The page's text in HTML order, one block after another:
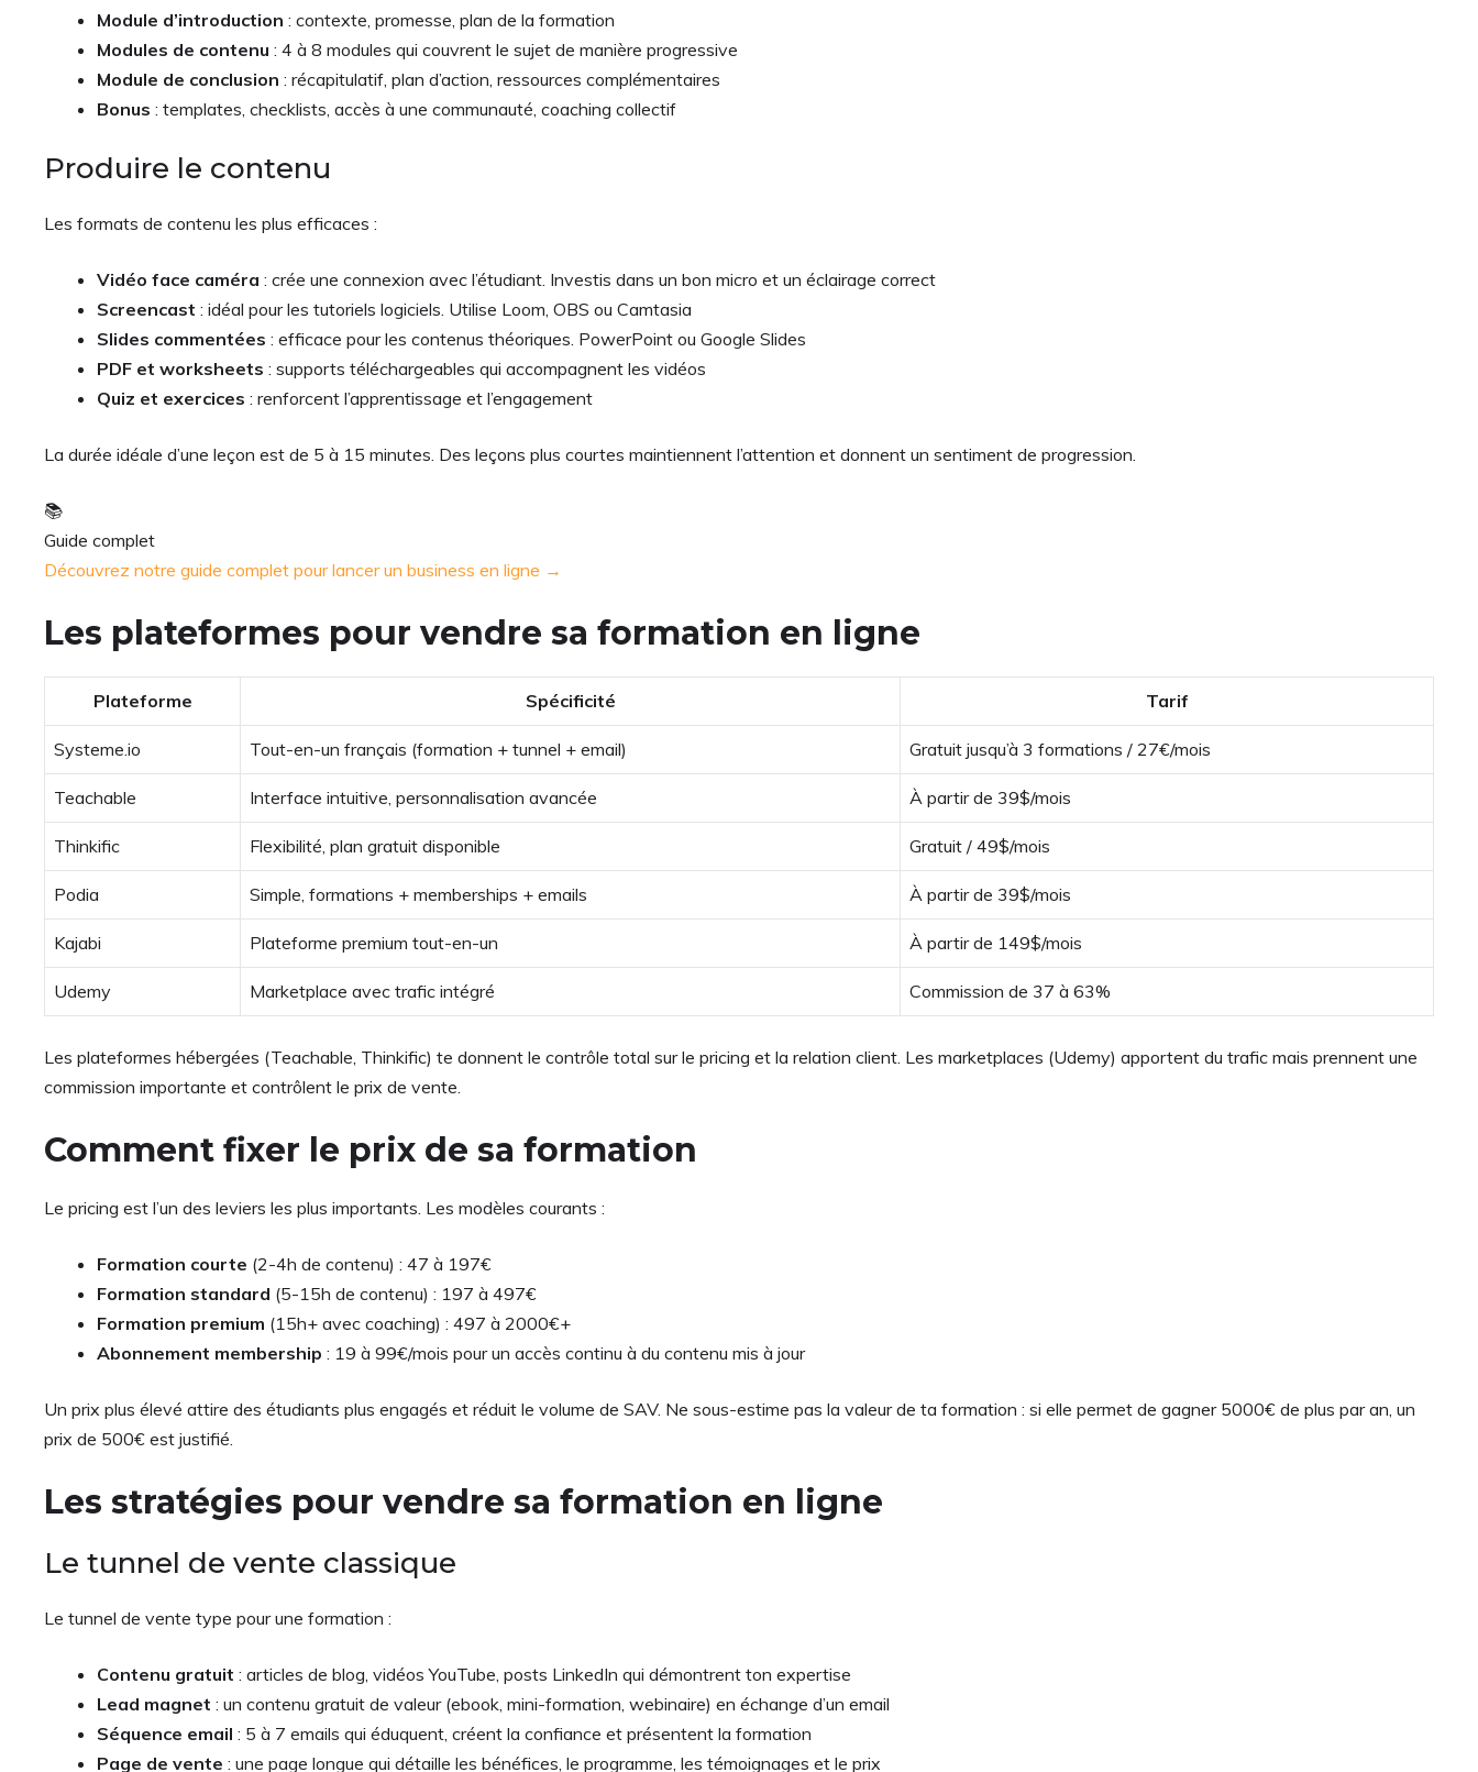
Module d’introduction : contexte, promesse, plan de la formation
Modules de contenu : 4 à 8 modules qui couvrent le sujet de manière progressive
Module de conclusion : récapitulatif, plan d’action, ressources complémentaires
Bonus : templates, checklists, accès à une communauté, coaching collectif
Produire le contenu
Les formats de contenu les plus efficaces :
Vidéo face caméra : crée une connexion avec l’étudiant. Investis dans un bon micro et un éclairage correct
Screencast : idéal pour les tutoriels logiciels. Utilise Loom, OBS ou Camtasia
Slides commentées : efficace pour les contenus théoriques. PowerPoint ou Google Slides
PDF et worksheets : supports téléchargeables qui accompagnent les vidéos
Quiz et exercices : renforcent l’apprentissage et l’engagement
La durée idéale d’une leçon est de 5 à 15 minutes. Des leçons plus courtes maintiennent l’attention et donnent un sentiment de progression.
📚
Guide complet
Découvrez notre guide complet pour lancer un business en ligne →
Les plateformes pour vendre sa formation en ligne
Plateforme Spécificité Tarif
Systeme.io Tout-en-un français (formation + tunnel + email) Gratuit jusqu’à 3 formations / 27€/mois
Teachable Interface intuitive, personnalisation avancée À partir de 39$/mois
Thinkific Flexibilité, plan gratuit disponible Gratuit / 49$/mois
Podia Simple, formations + memberships + emails À partir de 39$/mois
Kajabi Plateforme premium tout-en-un À partir de 149$/mois
Udemy Marketplace avec trafic intégré Commission de 37 à 63%
Les plateformes hébergées (Teachable, Thinkific) te donnent le contrôle total sur le pricing et la relation client. Les marketplaces (Udemy) apportent du trafic mais prennent une
commission importante et contrôlent le prix de vente.
Comment fixer le prix de sa formation
Le pricing est l’un des leviers les plus importants. Les modèles courants :
Formation courte (2-4h de contenu) : 47 à 197€
Formation standard (5-15h de contenu) : 197 à 497€
Formation premium (15h+ avec coaching) : 497 à 2000€+
Abonnement membership : 19 à 99€/mois pour un accès continu à du contenu mis à jour
Un prix plus élevé attire des étudiants plus engagés et réduit le volume de SAV. Ne sous-estime pas la valeur de ta formation : si elle permet de gagner 5000€ de plus par an, un
prix de 500€ est justifié.
Les stratégies pour vendre sa formation en ligne
Le tunnel de vente classique
Le tunnel de vente type pour une formation :
Contenu gratuit : articles de blog, vidéos YouTube, posts LinkedIn qui démontrent ton expertise
Lead magnet : un contenu gratuit de valeur (ebook, mini-formation, webinaire) en échange d’un email
Séquence email : 5 à 7 emails qui éduquent, créent la confiance et présentent la formation
Page de vente : une page longue qui détaille les bénéfices, le programme, les témoignages et le prix